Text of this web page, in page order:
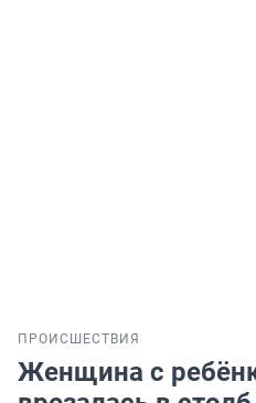
ПРОИСШЕСТВИЯ
Женщина с